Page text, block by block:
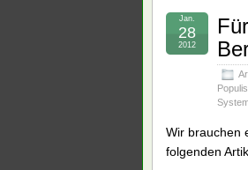
Jan.
28
2012
Wir brauchen
folgenden